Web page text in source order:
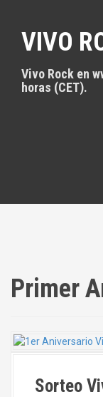
VIVO
Vivo Rock en
horas (CET).
Primer
Sorteo